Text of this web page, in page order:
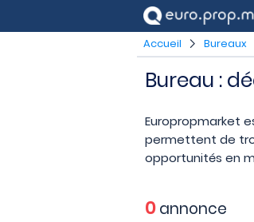
Accueil Bureaux
Bureau :
Europropmarket
permettent de
opportunités en
0annonce